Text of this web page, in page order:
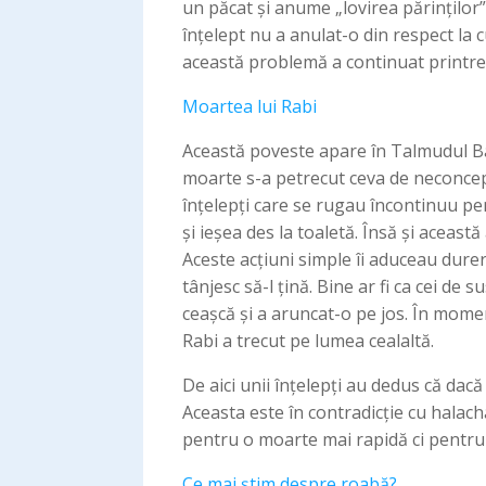
un păcat și anume „lovirea
înțelept nu a anulat-o din respect la
această problemă a continuat
Moartea lui Rabi
Această poveste apare în Talmudul
moarte s-a petrecut ceva de
înțelepți care se rugau încontinuu
și ieșea des la toaletă. Însă și
Aceste acțiuni simple îi aduceau
tânjesc să-l țină. Bine ar fi ca cei de
ceașcă și a aruncat-o pe jos. În
Rabi a trecut pe lumea cealaltă.
De aici unii înțelepți au dedus că
Aceasta este în contradicție cu
pentru o moarte mai rapidă ci